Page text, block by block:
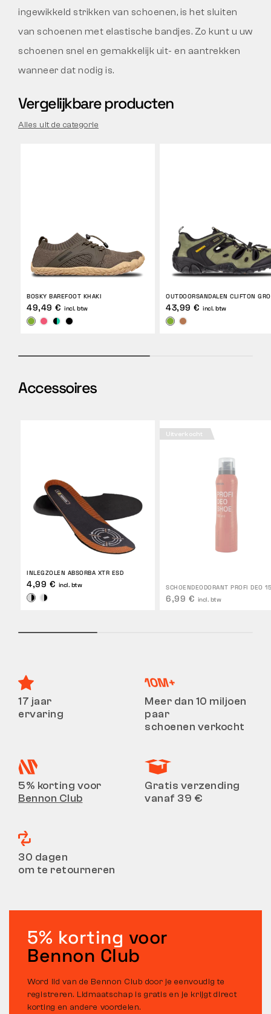
ingewikkeld strikken van schoenen, is het sluiten
van schoenen met elastische bandjes. Zo kunt u uw
schoenen snel en gemakkelijk uit- en aantrekken
wanneer dat nodig is.
Vergelijkbare producten
Alles uit de categorie
BOSKY BAREFOOT KHAKI
49,49 € incl. btw
OUTDOORSANDALEN CLIFTON
43,99 € incl. btw
Accessoires
INLEGZOLEN ABSORBA XTR ESD
4,99 € incl. btw
Uitverkocht
SCHOENDEODORANT PROFI DEO
6,99 € incl. btw
17 jaar
ervaring
Meer dan 10 miljoen
paar
schoenen verkocht
5% korting voor
Bennon Club
Gratis verzending
vanaf 39 €
30 dagen
om te retourneren
5% korting voor
Bennon Club
Word lid van de Bennon Club door je eenvoudig te
registreren. Lidmaatschap is gratis en je krijgt direct
korting en andere voordelen.